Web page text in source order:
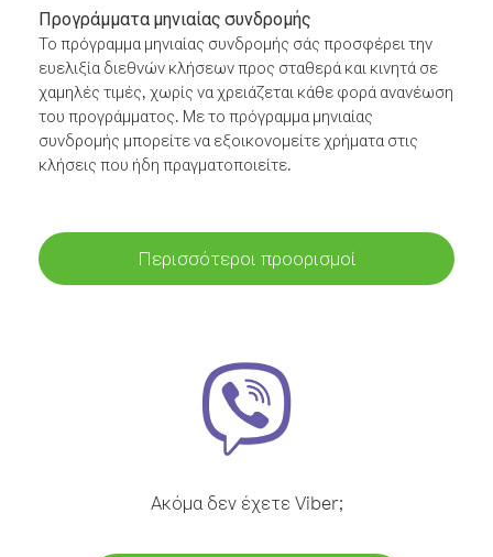
Προγράμματα μηνιαίας συνδρομής
Το πρόγραμμα μηνιαίας συνδρομής σάς προσφέρει την
ευελιξία διεθνών κλήσεων προς σταθερά και κινητά σε
χαμηλές τιμές, χωρίς να χρειάζεται κάθε φορά ανανέωση
του προγράμματος. Με το πρόγραμμα μηνιαίας
συνδρομής μπορείτε να εξοικονομείτε χρήματα στις
κλήσεις που ήδη πραγματοποιείτε.
Περισσότεροι προορισμοί
Ακόμα δεν έχετε Viber;